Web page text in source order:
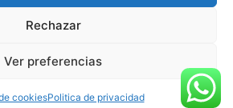
Rechazar
Ver preferencias
cookiesPolitica de privacidad
Aviso Legal
Política de Cookies
Política de Privacidad